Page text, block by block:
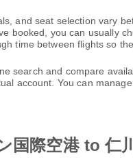
and seat selection vary
booked, you can usually
time between flights so
search and compare
account. You can
際空港 to 仁